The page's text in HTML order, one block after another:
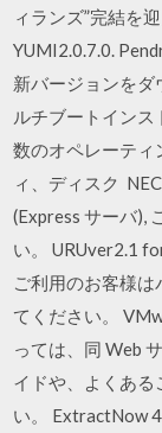
ィランズ”完結を
YUMI2.0.7.0.
新バージョンをダ
ルチブートイン
数のオペレーティ
ィ、ディスク
(Express サーバ),
い。 URUver2.1
ご利用のお客様
てください。
っては、同 Web
イドや、よくある
い。 ExtractNow